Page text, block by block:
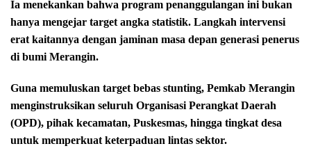
Ia menekankan bahwa program penanggulangan ini bukan
hanya mengejar target angka statistik. Langkah intervensi
erat kaitannya dengan jaminan masa depan generasi penerus
di bumi Merangin.
Guna memuluskan target bebas stunting, Pemkab Merangin
menginstruksikan seluruh Organisasi Perangkat Daerah
(OPD), pihak kecamatan, Puskesmas, hingga tingkat desa
untuk memperkuat keterpaduan lintas sektor.